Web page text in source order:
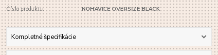
Číslo produktu: NOHAVICE OVERSIZE BLACK
Kompletné špecifikácie